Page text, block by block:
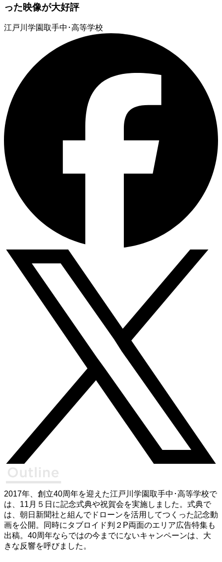
った映像が大好評
江戸川学園取手中･高等学校
2017年、創立40周年を迎えた江戸川学園取手中･高等学校で
は、11月５日に記念式典や祝賀会を実施しました。式典で
は、朝日新聞社と組んでドローンを活用してつくった記念動
画を公開。同時にタブロイド判２P両面のエリア広告特集も
出稿。40周年ならではの今までにないキャンペーンは、大
きな反響を呼びました。